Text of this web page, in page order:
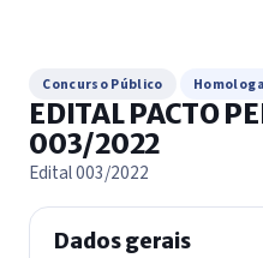
Concurso Público
EDITAL PACTO
003/2022
Edital 003/2022
Dados gerais